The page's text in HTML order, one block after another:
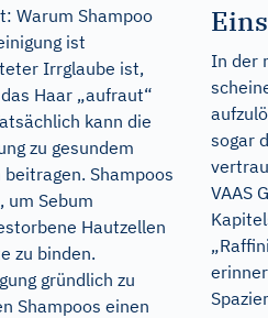
Warum Shampoo
ist
Irrglaube ist,
Haar „aufraut“
kann die
zu gesundem
Shampoos
um Sebum
Hautzellen
zu binden.
gründlich zu
Shampoos einen
In der
sogar
VAAS